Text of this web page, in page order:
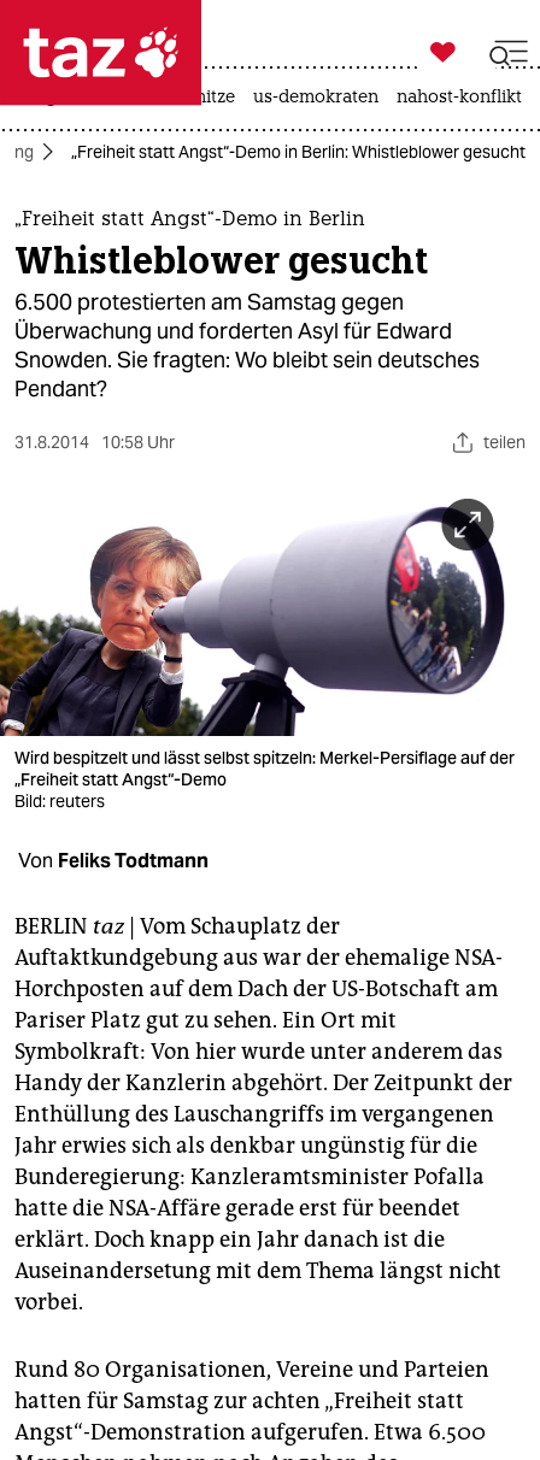
 taz zahl ich
taz zahl ich
themen
politik
öko
gesellschaft
kultur
wahrheit
verlag
verlag
veranstaltungen
unterstützen
abo
genossenschaft
epaper login

taz zahl ich
hitze us-demokraten nahost-konflikt
„Freiheit statt Angst“-Demo in Berlin: Whistleblower gesucht
„Freiheit statt Angst“-Demo in Berlin
Whistleblower gesucht
6.500 protestierten am Samstag gegen
Überwachung und forderten Asyl für Edward
Snowden. Sie fragten: Wo bleibt sein deutsches
Pendant?
31.8.2014 10:58 Uhr teilen
Wird bespitzelt und lässt selbst spitzeln: Merkel-Persiflage auf der
„Freiheit statt Angst“-Demo
Bild: reuters
Von Feliks Todtmann
BERLIN taz| Vom Schauplatz der
Auftaktkundgebung aus war der ehemalige NSA-
Horchposten auf dem Dach der US-Botschaft am
Pariser Platz gut zu sehen. Ein Ort mit
Symbolkraft: Von hier wurde unter anderem das
Handy der Kanzlerin abgehört. Der Zeitpunkt der
Enthüllung des Lauschangriffs im vergangenen
Jahr erwies sich als denkbar ungünstig für die
Bunderegierung: Kanzleramtsminister Pofalla
hatte die NSA-Affäre gerade erst für beendet
erklärt. Doch knapp ein Jahr danach ist die
Auseinandersetung mit dem Thema längst nicht
vorbei.
Rund 80 Organisationen, Vereine und Parteien
hatten für Samstag zur achten „Freiheit statt
Angst“-Demonstration aufgerufen. Etwa 6.500